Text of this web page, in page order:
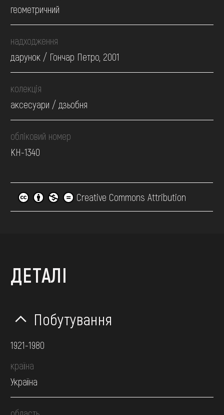
геометричний
надходження
дарунок / Гончар Петро, 2001
колекція
аксесуари / дзьобня
обліковий номер
КН-1340
Creative Commons Attribution
ДЕТАЛІ
Побутування
1921-1980
країна
Україна